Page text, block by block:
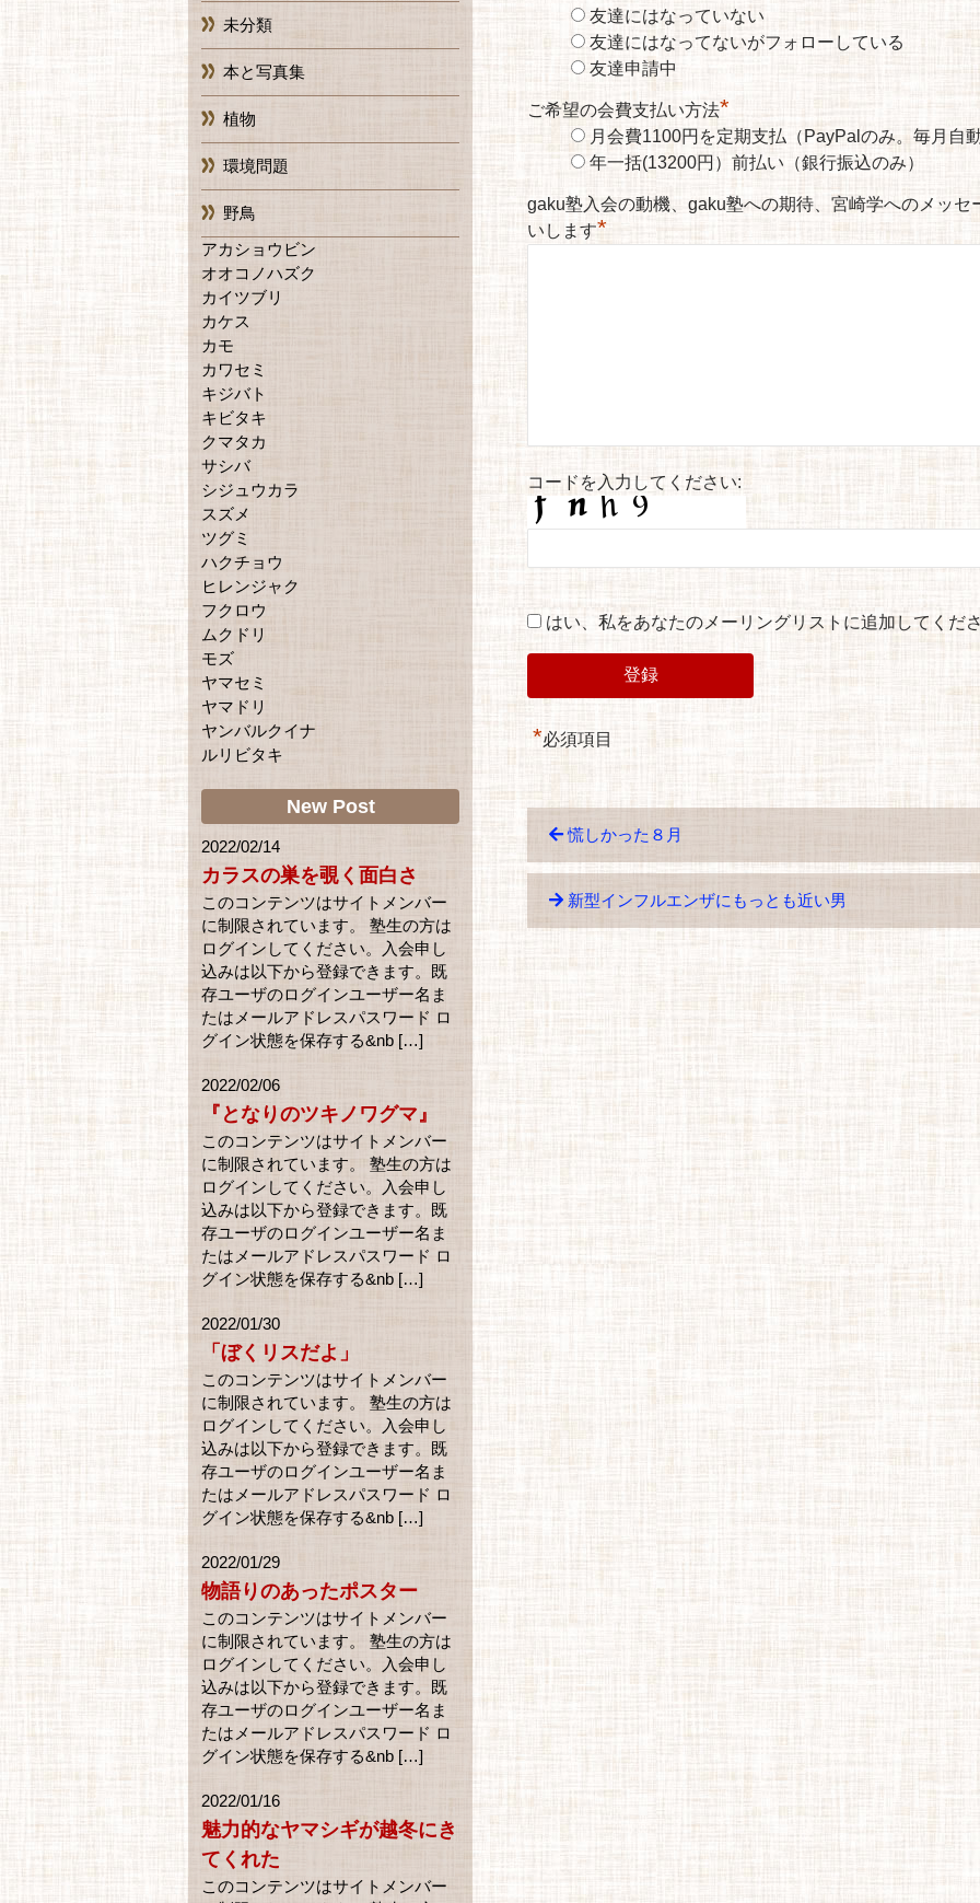
友達にはなっていない
友達にはなってないがフォローしている
友達申請中
ご希望の会費支払い方法*
月会費1100円を定期支払（PayPalのみ。毎月自
年一括(13200円）前払い（銀行振込のみ）
gaku塾入会の動機、gaku塾への期待、宮崎学へのメッセ
いします*
コードを入力してください:
はい、私をあなたのメーリングリストに追加してくだ
*必須項目
慌しかった８月
新型インフルエンザにもっとも近い男
未分類
本と写真集
植物
環境問題
野鳥
アカショウビン
オオコノハズク
カイツブリ
カケス
カモ
カワセミ
キジバト
キビタキ
クマタカ
サシバ
シジュウカラ
スズメ
ツグミ
ハクチョウ
ヒレンジャク
フクロウ
ムクドリ
モズ
ヤマセミ
ヤマドリ
ヤンバルクイナ
ルリビタキ
New Post
2022/02/14
カラスの巣を覗く面白さ
このコンテンツはサイトメンバー
に制限されています。 塾生の方は
ログインしてください。入会申し
込みは以下から登録できます。既
存ユーザのログインユーザー名ま
たはメールアドレスパスワード ロ
グイン状態を保存する&nb […]
2022/02/06
『となりのツキノワグマ』
このコンテンツはサイトメンバー
に制限されています。 塾生の方は
ログインしてください。入会申し
込みは以下から登録できます。既
存ユーザのログインユーザー名ま
たはメールアドレスパスワード ロ
グイン状態を保存する&nb […]
2022/01/30
「ぼくリスだよ」
このコンテンツはサイトメンバー
に制限されています。 塾生の方は
ログインしてください。入会申し
込みは以下から登録できます。既
存ユーザのログインユーザー名ま
たはメールアドレスパスワード ロ
グイン状態を保存する&nb […]
2022/01/29
物語りのあったポスター
このコンテンツはサイトメンバー
に制限されています。 塾生の方は
ログインしてください。入会申し
込みは以下から登録できます。既
存ユーザのログインユーザー名ま
たはメールアドレスパスワード ロ
グイン状態を保存する&nb […]
2022/01/16
魅力的なヤマシギが越冬にき
てくれた
このコンテンツはサイトメンバー